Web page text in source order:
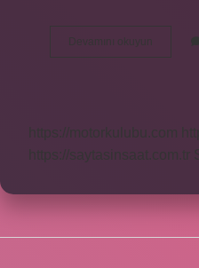
Devamını okuyun
Ambeleye
https://motorkulubu.com
https://saytasinsaat.com.tr